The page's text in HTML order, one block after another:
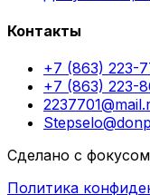
Контакты
+7 (863) 223-
+7 (863) 223-
Сделано с
Политика